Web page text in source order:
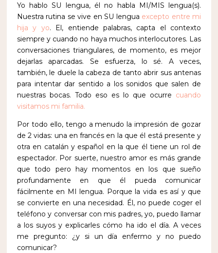
Yo hablo SU lengua, él no habla MI/MIS lengua(s).
Nuestra rutina se vive en SU lengua excepto entre mi
hija y yo. El, entiende palabras, capta el contexto
siempre y cuando no haya muchos interlocutores. Las
conversaciones triangulares, de momento, es mejor
dejarlas aparcadas. Se esfuerza, lo sé. A veces,
también, le duele la cabeza de tanto abrir sus antenas
para intentar dar sentido a los sonidos que salen de
nuestras bocas. Todo eso es lo que ocurre cuando
visitamos mi familia.
Por todo ello, tengo a menudo la impresión de gozar
de 2 vidas: una en francés en la que él está presente y
otra en catalán y español en la que él tiene un rol de
espectador. Por suerte, nuestro amor es más grande
que todo pero hay momentos en los que sueño
profundamente en que él pueda comunicar
fácilmente en MI lengua. Porque la vida es así y que
se convierte en una necesidad. Él, no puede coger el
teléfono y conversar con mis padres, yo, puedo llamar
a los suyos y explicarles cómo ha ido el día. A veces
me pregunto: ¿y si un día enfermo y no puedo
comunicar?